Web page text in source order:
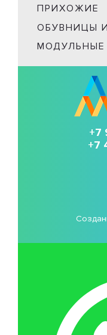
ПРИХОЖИЕ
ОБУВНИЦЫ
+7
+7